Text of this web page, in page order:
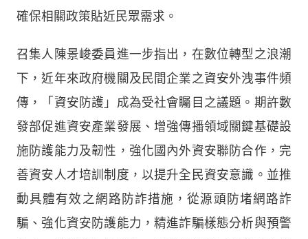
確保相關政策貼近民眾需求。
召集人陳景峻委員進一步指出，在數位轉型之浪潮
下，近年來政府機關及民間企業之資安外洩事件頻
傳，「資安防護」成為受社會矚目之議題。期許數
發部促進資安產業發展、增強傳播領域關鍵基礎設
施防護能力及韌性，強化國內外資安聯防合作，完
善資安人才培訓制度，以提升全民資安意識。並推
動具體有效之網路防詐措施，從源頭防堵網路詐
騙、強化資安防護能力，精進詐騙樣態分析與預警